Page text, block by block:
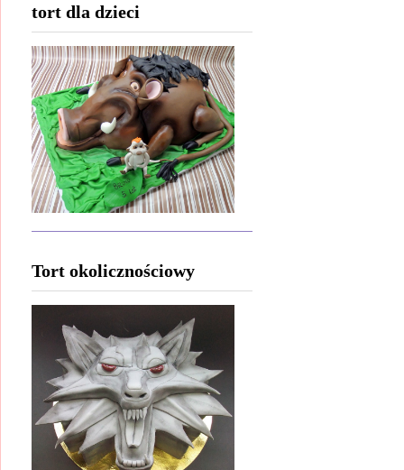
tort dla dzieci
Tort okolicznościowy